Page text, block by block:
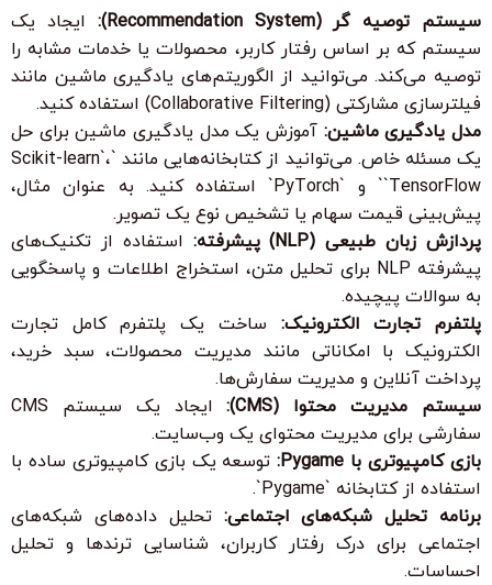
سیستم توصیه گر (Recommendation System):
ایجاد یک
سیستم که بر اساس رفتار کاربر، محصولات یا خدمات مشابه را
توصیه می‌کند. می‌توانید از الگوریتم‌های یادگیری ماشین مانند
فیلترسازی مشارکتی (Collaborative Filtering) استفاده کنید.
مدل یادگیری ماشین: آموزش یک مدل یادگیری ماشین برای حل
یک مسئله خاص. می‌توانید از کتابخانه‌هایی مانند `Scikit-learn`،
`TensorFlow` و `PyTorch` استفاده کنید. به عنوان مثال،
پیش‌بینی قیمت سهام یا تشخیص نوع یک تصویر.
پردازش زبان طبیعی (NLP) پیشرفته:
استفاده از تکنیک‌های
پیشرفته NLP برای تحلیل متن، استخراج اطلاعات و پاسخگویی
به سوالات پیچیده.
پلتفرم تجارت الکترونیک: ساخت یک پلتفرم کامل تجارت
الکترونیک با امکاناتی مانند مدیریت محصولات، سبد خرید،
پرداخت آنلاین و مدیریت سفارش‌ها.
سیستم مدیریت محتوا (CMS):
ایجاد یک سیستم CMS
سفارشی برای مدیریت محتوای یک وب‌سایت.
بازی کامپیوتری با Pygame:
توسعه یک بازی کامپیوتری ساده با
استفاده از کتابخانه `Pygame`.
برنامه تحلیل شبکه‌های اجتماعی: تحلیل داده‌های شبکه‌های
اجتماعی برای درک رفتار کاربران، شناسایی ترندها و تحلیل
احساسات.